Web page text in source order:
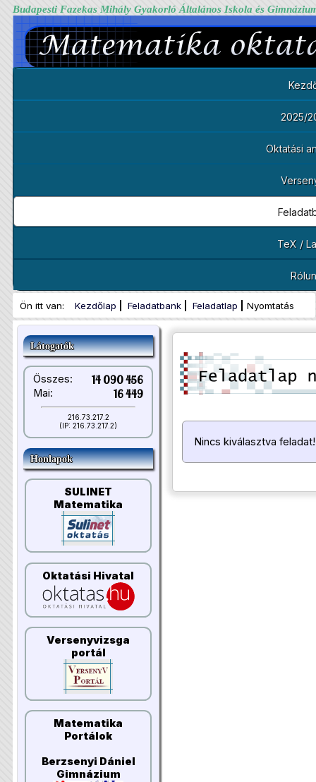
Budapesti Fazekas Mihály Gyakorló Általános Iskola és
2025/
Oktatási
TeX /
Ön itt van: Kezdőlap Feladatbank Feladatlap Nyomtatás
Látogatók
Összes: 14 090 456
Mai: 16 449
216.73.217.2
(IP: 216.73.217.2)
Honlapok
SULINET
Matematika
Oktatási Hivatal
Versenyvizsga
portál
Matematika
Portálok
Berzsenyi Dániel
Gimnázium
Nincs kiválasztva feladat!